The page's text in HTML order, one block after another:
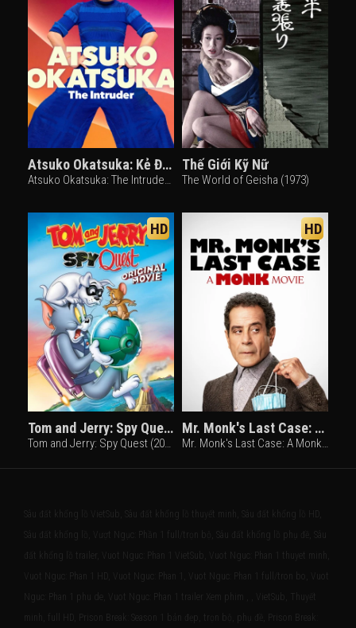
Atsuko Okatsuka: Kẻ Đột Nhập
Atsuko Okatsuka: The Intruder (2022)
Thế Giới Kỹ Nữ
The World of Geisha (1973)
HD
Tom and Jerry: Spy Quest
Tom and Jerry: Spy Quest (2015)
HD
Mr. Monk's Last Case: A Monk Movie
Mr. Monk's Last Case: A Monk Movie (2023)
Sâu đất khổng lồ VietSub, Sâu đất khổng lồ thuyết minh, Sâu đất khổng lồ HD,
Sâu đất khổng lồ, Vượt Ngục: Phần 1 full/trọn bộ, Sâu đất khổng lồ phụ đề, Sâu
đất khổng lồ trailer, Vuot Nguc: Phan 1 VietSub, Vuot Nguc: Phan 1 thuyet minh,
Vuot Nguc: Phan 1 HD, Vuot Nguc: Phan 1, Vuot Nguc: Phan 1 full/tron bo, Vuot
Nguc: Phan 1 phu de, Vuot Nguc: Phan 1 trailer Xem phim , , VietSub, Thuyết
minh, full HD, Prison Break: Season 1 bản đẹp, trọn bộ, phụ đề, Prison Break: